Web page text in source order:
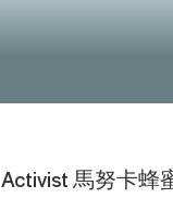
Activist 馬努卡蜂